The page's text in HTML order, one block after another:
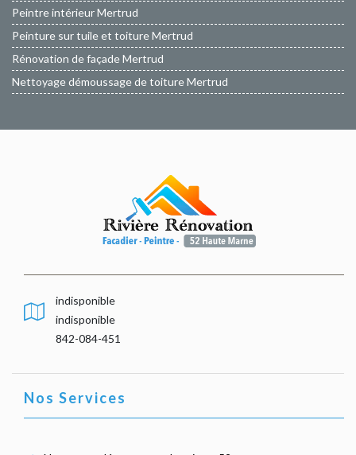
Peintre intérieur Mertrud
Peinture sur tuile et toiture Mertrud
Rénovation de façade Mertrud
Nettoyage démoussage de toiture Mertrud
indisponible
indisponible
842-084-451
Nos Services